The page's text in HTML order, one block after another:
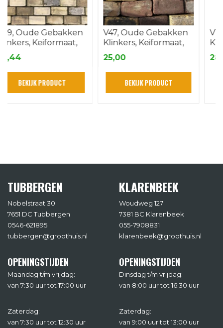
V47, Oude Gebakken
Klinkers, Keiformaat,
Genuanceerd ob
25,00
BEKIJK PRODUCT
V17, oude Gebakken
Klinkers, Keiformaat
genuanceerd
28,44
BEKIJK PRODUCT
TUBBERGEN
Nobelstraat 30
7651 DC Tubbergen
0546-621895
tubbergen@groothuis.nl
OPENINGSTIJDEN
Maandag t/m vrijdag:
van 7:30 uur tot 17:00 uur
Zaterdag:
van 7:30 uur tot 12:30 uur
KLARENBEEK
Woudweg 127
7381 BC Klarenbeek
055-7908831
klarenbeek@groothuis.nl
OPENINGSTIJDEN
Dinsdag t/m vrijdag:
van 8:00 uur tot 16:30 uur
Zaterdag:
van 9:00 uur tot 13:00 uur